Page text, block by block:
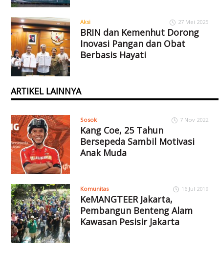
Aksi 27 Mei 2025
BRIN dan Kemenhut Dorong
Inovasi Pangan dan Obat
Berbasis Hayati
ARTIKEL LAINNYA
Sosok 7 Nov 2022
Kang Coe, 25 Tahun
Bersepeda Sambil Motivasi
Anak Muda
Komunitas 16 Jul 2019
KeMANGTEER Jakarta,
Pembangun Benteng Alam
Kawasan Pesisir Jakarta